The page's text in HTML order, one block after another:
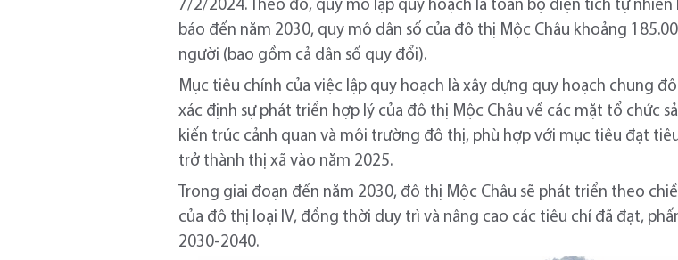
7/2/2024. Theo đó, quy mô lập quy hoạch là toàn bộ diện tích tự
báo đến năm 2030, quy mô dân số của đô thị Mộc Châu khoảng
người (bao gồm cả dân số quy đổi).
Mục tiêu chính của việc lập quy hoạch là xây dựng quy hoạch chung
xác định sự phát triển hợp lý của đô thị Mộc Châu về các mặt tổ chức
kiến trúc cảnh quan và môi trường đô thị, phù hợp với mục tiêu đạt
trở thành thị xã vào năm 2025.
Trong giai đoạn đến năm 2030, đô thị Mộc Châu sẽ phát triển theo
của đô thị loại IV, đồng thời duy trì và nâng cao các tiêu chí đã đạt,
2030-2040.